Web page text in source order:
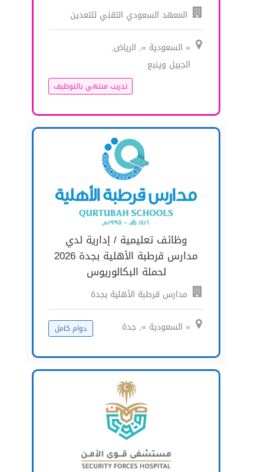
المعهد السعودي التقني للتعدين
« السعودية », الرياض,
الجبيل وينبع
تدريب منتهي بالتوظيف
وظائف تعليمية / إدارية لدي
مدارس قرطبة الأهلية بجدة 2026
لحملة البكالوريوس
مدارس قرطبة الأهلية بجدة
« السعودية », جدة دوام كامل